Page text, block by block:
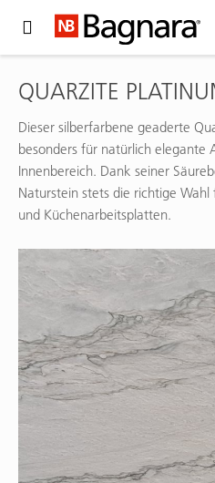
QUARZITE
Dieser silberfarbene geaderte
besonders für natürlich elegante
Innenbereich. Dank seiner
Naturstein stets die richtige
und Küchenarbeitsplatten.